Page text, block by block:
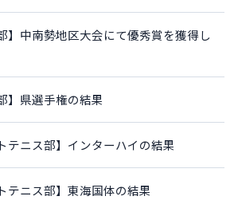
】中南勢地区大会にて優秀賞を獲得し
】県選手権の結果
テニス部】インターハイの結果
テニス部】東海国体の結果